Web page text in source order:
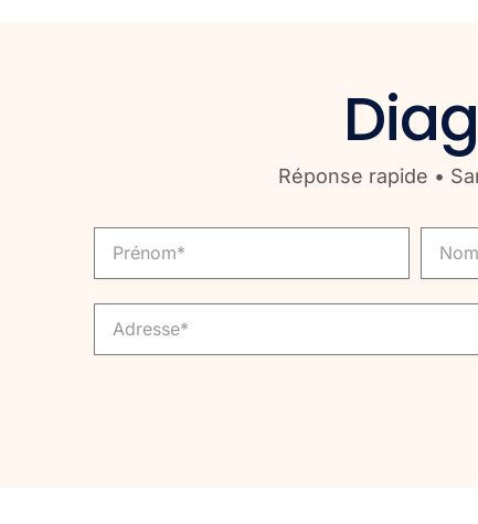
Réponse rapide •
Prenom Nom
Adresse